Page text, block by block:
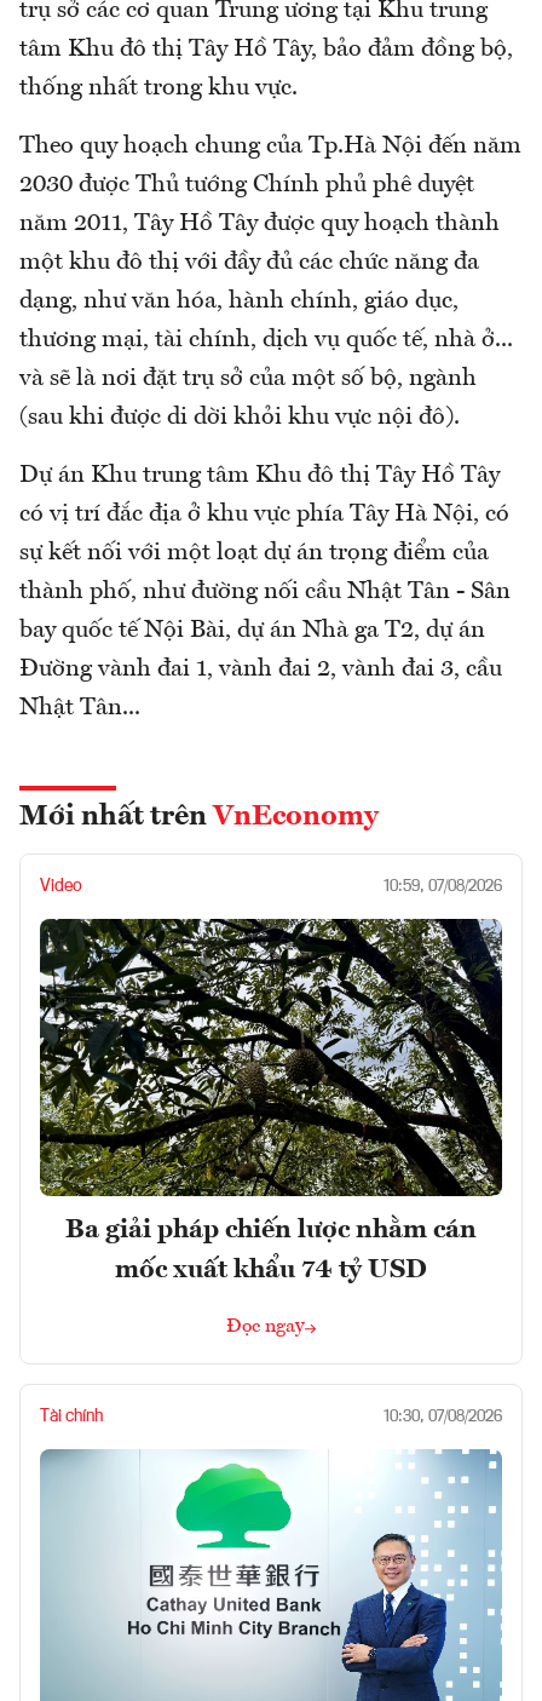
trụ sở các cơ quan Trung ương tại Khu trung
tâm Khu đô thị Tây Hồ Tây, bảo đảm đồng bộ,
thống nhất trong khu vực.
Theo quy hoạch chung của Tp.Hà Nội đến năm
2030 được Thủ tướng Chính phủ phê duyệt
năm 2011, Tây Hồ Tây được quy hoạch thành
một khu đô thị với đầy đủ các chức năng đa
dạng, như văn hóa, hành chính, giáo dục,
thương mại, tài chính, dịch vụ quốc tế, nhà ở...
và sẽ là nơi đặt trụ sở của một số bộ, ngành
(sau khi được di dời khỏi khu vực nội đô).
Dự án Khu trung tâm Khu đô thị Tây Hồ Tây
có vị trí đắc địa ở khu vực phía Tây Hà Nội, có
sự kết nối với một loạt dự án trọng điểm của
thành phố, như đường nối cầu Nhật Tân - Sân
bay quốc tế Nội Bài, dự án Nhà ga T2, dự án
Đường vành đai 1, vành đai 2, vành đai 3, cầu
Nhật Tân...
Mới nhất trên VnEconomy
Video 10:59, 07/08/2026
Ba giải pháp chiến lược nhằm cán
mốc xuất khẩu 74 tỷ USD
Đọc ngay
Tài chính 10:30, 07/08/2026